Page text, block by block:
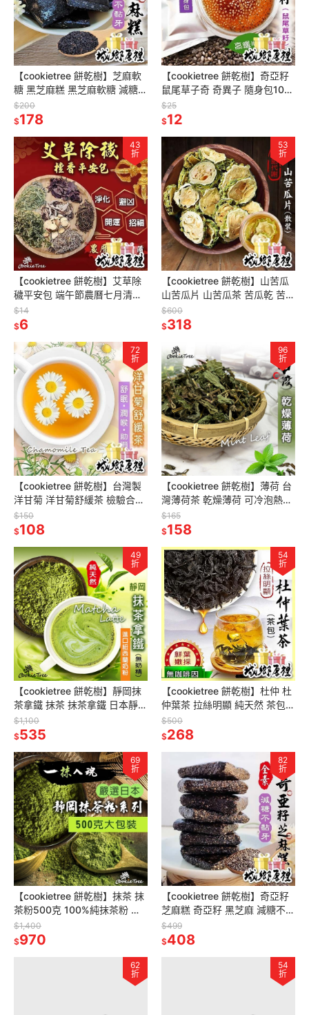
【cookietree 餅乾樹】芝麻軟
糖 黑芝麻糕 黑芝麻軟糖 減糖不
黏牙 養生高鈣 無任何添加 年貨
伴手禮
$200
$178
【cookietree 餅乾樹】奇亞籽
鼠尾草子奇 奇異子 隨身包10克
奇牙籽 omega-3
$25
$12
43
折
【cookietree 餅乾樹】艾草除
穢平安包 端午節農曆七月清明
掃墓除穢包 除障包 平安包淨化
淨身驅凶避邪端午防小人
$14
$6
53
折
【cookietree 餅乾樹】山苦瓜
山苦瓜片 山苦瓜茶 苦瓜乾 苦瓜
苦瓜片 苦瓜乾 沖泡用 燉湯 苦
瓜茶 飲品
$600
$318
72
折
【cookietree 餅乾樹】台灣製
洋甘菊 洋甘菊舒緩茶 檢驗合格
放鬆 舒眠 潤喉 助消化 無咖啡
因 低卡 無糖
$150
$108
96
折
【cookietree 餅乾樹】薄荷 台
灣薄荷茶 乾燥薄荷 可冷泡熱泡
純淨天然 台灣生產
$165
$158
49
折
【cookietree 餅乾樹】靜岡抹
茶拿鐵 抹茶 抹茶拿鐵 日本靜岡
抹茶 紐西蘭奶粉 無添加奶精 濃
郁香醇 回甘不澀
$1,100
$535
54
折
【cookietree 餅乾樹】杜仲 杜
仲葉茶 拉絲明顯 純天然 茶包
無咖啡因 養生茶
$500
$268
69
折
【cookietree 餅乾樹】抹茶 抹
茶粉500克 100%純抹茶粉 靜
岡抹茶 低溫研磨 回甘不澀 兒茶
素豐富
$1,400
$970
82
折
【cookietree 餅乾樹】奇亞籽
芝麻糕 奇亞籽 黑芝麻 減糖不黏
牙 養生高鈣 無任何添加 零食
年貨 伴手禮
$499
$408
62
折
54
折